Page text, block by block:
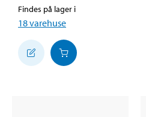
Findes på lager i
18varehuse